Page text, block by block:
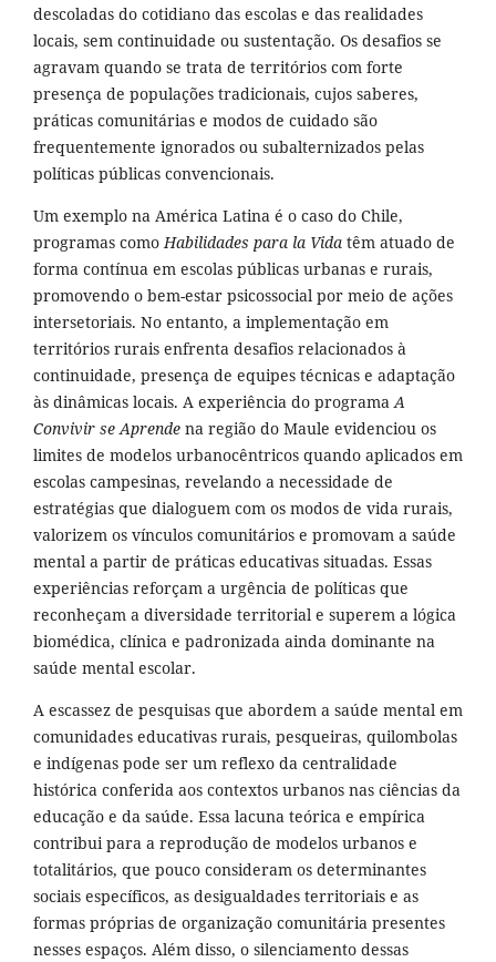
descoladas do cotidiano das escolas e das realidades
locais, sem continuidade ou sustentação. Os desafios se
agravam quando se trata de territórios com forte
presença de populações tradicionais, cujos saberes,
práticas comunitárias e modos de cuidado são
frequentemente ignorados ou subalternizados pelas
políticas públicas convencionais.
Um exemplo na América Latina é o caso do Chile,
programas comoHabilidades para la Vida têm atuado de
forma contínua em escolas públicas urbanas e rurais,
promovendo o bem-estar psicossocial por meio de ações
intersetoriais. No entanto, a implementação em
territórios rurais enfrenta desafios relacionados à
continuidade, presença de equipes técnicas e adaptação
às dinâmicas locais. A experiência do programaA
Convivir se Aprende na região do Maule evidenciou os
limites de modelos urbanocêntricos quando aplicados em
escolas campesinas, revelando a necessidade de
estratégias que dialoguem com os modos de vida rurais,
valorizem os vínculos comunitários e promovam a saúde
mental a partir de práticas educativas situadas. Essas
experiências reforçam a urgência de políticas que
reconheçam a diversidade territorial e superem a lógica
biomédica, clínica e padronizada ainda dominante na
saúde mental escolar.
A escassez de pesquisas que abordem a saúde mental em
comunidades educativas rurais, pesqueiras, quilombolas
e indígenas pode ser um reflexo da centralidade
histórica conferida aos contextos urbanos nas ciências da
educação e da saúde. Essa lacuna teórica e empírica
contribui para a reprodução de modelos urbanos e
totalitários, que pouco consideram os determinantes
sociais específicos, as desigualdades territoriais e as
formas próprias de organização comunitária presentes
nesses espaços. Além disso, o silenciamento dessas